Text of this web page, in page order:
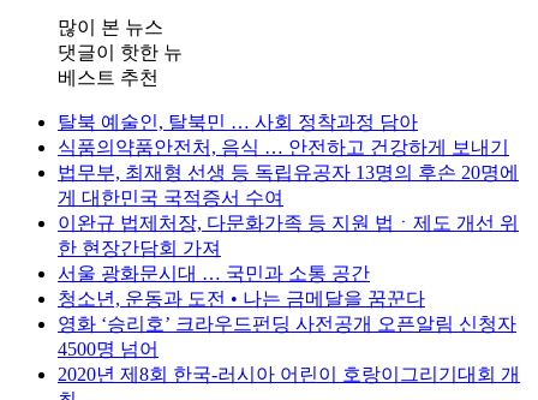
많이 본 뉴스
댓글이 핫한 뉴
베스트 추천
탈북 예술인, 탈북민 … 사회 정착과정 담아
식품의약품안전처, 음식 … 안전하고 건강하게 보내기
법무부, 최재형 선생 등 독립유공자 13명의 후손 20명에
게 대한민국 국적증서 수여
이완규 법제처장, 다문화가족 등 지원 법ㆍ제도 개선 위
한 현장간담회 가져
서울 광화문시대 … 국민과 소통 공간
청소년, 운동과 도전 • 나는 금메달을 꿈꾼다
영화 ‘승리호’ 크라우드펀딩 사전공개 오픈알림 신청자
4500명 넘어
2020년 제8회 한국-러시아 어린이 호랑이그리기대회 개